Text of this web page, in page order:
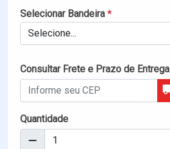
Selecionar Bandeira *
Selecione...
Consultar Frete e Prazo de Entrega
Quantidade